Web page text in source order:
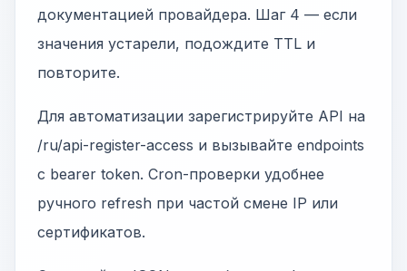
документацией провайдера. Шаг 4 — если
значения устарели, подождите TTL и
повторите.
Для автоматизации зарегистрируйте API на
/ru/api-register-access и вызывайте endpoints
с bearer token. Cron-проверки удобнее
ручного refresh при частой смене IP или
сертификатов.